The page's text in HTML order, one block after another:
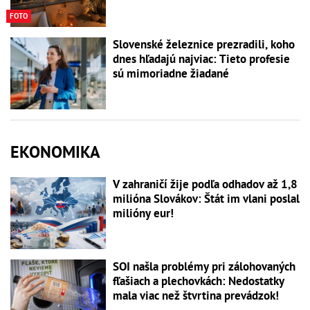
FOTO
Slovenské železnice prezradili, koho
dnes hľadajú najviac: Tieto profesie
sú mimoriadne žiadané
EKONOMIKA
V zahraničí žije podľa odhadov až 1,8
milióna Slovákov: Štát im vlani poslal
milióny eur!
SOI našla problémy pri zálohovaných
fľašiach a plechovkách: Nedostatky
mala viac než štvrtina prevádzok!